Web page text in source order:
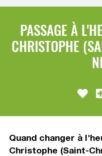
PASSAGE À
CHRISTOPHE
Quand changer à
Christophe (Saint-